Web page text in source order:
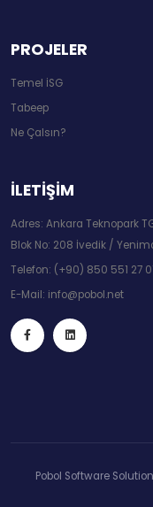
PROJELER
Temel İSG
Tabeep
Ne Çalsın?
İLETİŞİM
Adres: Ankara Teknopark
Blok No: 208 İvedik /
Telefon: (+90) 850 551 27
E-Mail: info@pobol.net
Pobol Software